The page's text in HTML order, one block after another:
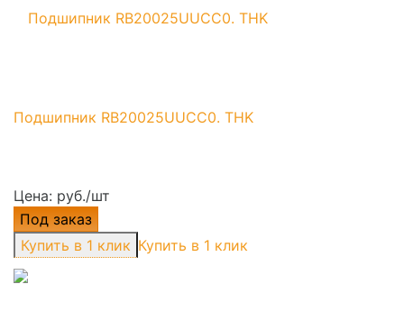
Подшипник RB20025UUCC0. THK
Цена: руб./шт
Под заказ
Купить в 1 клик